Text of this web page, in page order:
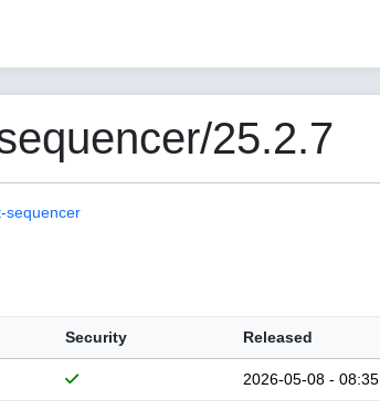
25.2.7
sequencer
Security Released
2026-05-08 - 08:35